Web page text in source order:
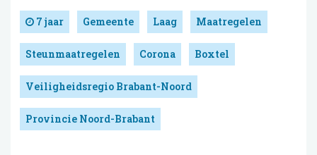
7 jaar Gemeente Laag Maatregelen
Steunmaatregelen Corona Boxtel
Veiligheidsregio Brabant-Noord
Provincie Noord-Brabant